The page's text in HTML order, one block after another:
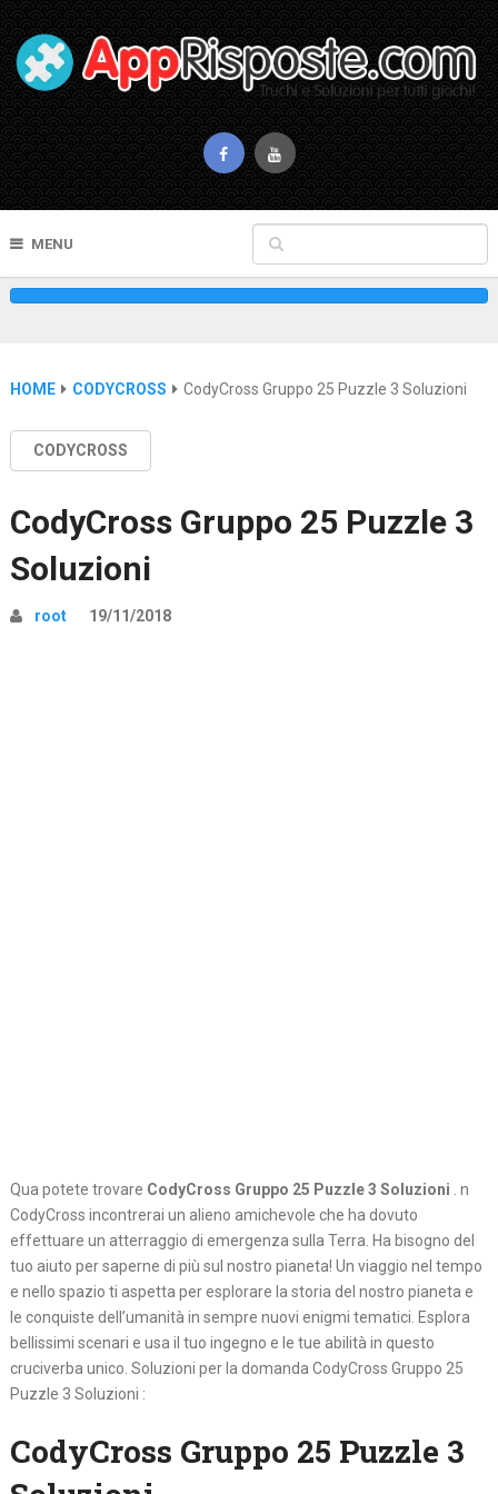
MENU
HOME CODYCROSS CodyCross Gruppo 25 Puzzle 3 Soluzioni
CODYCROSS
CodyCross Gruppo 25 Puzzle 3
Soluzioni
root 19/11/2018
Qua potete trovare CodyCross Gruppo 25 Puzzle 3 Soluzioni . n
CodyCross incontrerai un alieno amichevole che ha dovuto
effettuare un atterraggio di emergenza sulla Terra. Ha bisogno del
tuo aiuto per saperne di più sul nostro pianeta! Un viaggio nel tempo
e nello spazio ti aspetta per esplorare la storia del nostro pianeta e
le conquiste dell’umanità in sempre nuovi enigmi tematici. Esplora
bellissimi scenari e usa il tuo ingegno e le tue abilità in questo
cruciverba unico. Soluzioni per la domanda CodyCross Gruppo 25
Puzzle 3 Soluzioni :
CodyCross Gruppo 25 Puzzle 3